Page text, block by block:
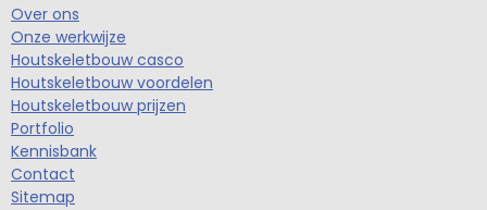
Over ons
Onze werkwijze
Houtskeletbouw casco
Houtskeletbouw voordelen
Houtskeletbouw prijzen
Portfolio
Kennisbank
Contact
Sitemap